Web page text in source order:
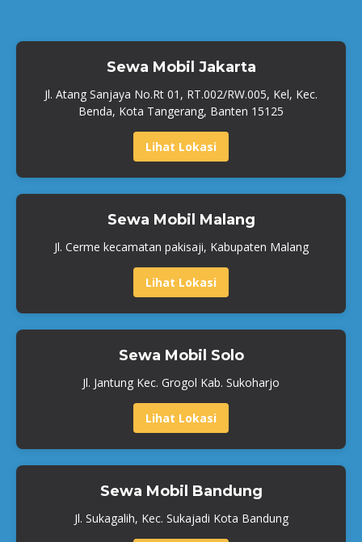
Sewa Mobil Jakarta
Jl. Atang Sanjaya No.Rt 01, RT.002/RW.005, Kel, Kec.
Benda, Kota Tangerang, Banten 15125
Lihat Lokasi
Sewa Mobil Malang
Jl. Cerme kecamatan pakisaji, Kabupaten Malang
Lihat Lokasi
Sewa Mobil Solo
Jl. Jantung Kec. Grogol Kab. Sukoharjo
Lihat Lokasi
Sewa Mobil Bandung
Jl. Sukagalih, Kec. Sukajadi Kota Bandung